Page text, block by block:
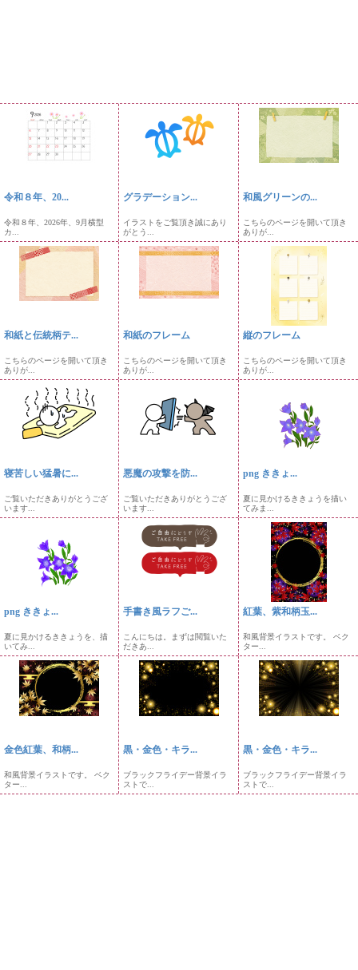
令和８年、20...
令和８年、2026年、9月横型
カ...
グラデーション...
イラストをご覧頂き誠にあり
がとう...
和風グリーンの...
こちらのページを開いて頂き
ありが...
和紙と伝統柄テ...
こちらのページを開いて頂き
ありが...
和紙のフレーム
こちらのページを開いて頂き
ありが...
縦のフレーム
こちらのページを開いて頂き
ありが...
寝苦しい猛暑に...
ご覧いただきありがとうござ
います...
悪魔の攻撃を防...
ご覧いただきありがとうござ
います...
png ききょ...
夏に見かけるききょうを描い
てみま...
png ききょ...
夏に見かけるききょうを、描
いてみ...
手書き風ラフご...
こんにちは。まずは閲覧いた
だきあ...
紅葉、紫和柄玉...
和風背景イラストです。 ベク
ター...
金色紅葉、和柄...
和風背景イラストです。 ベク
ター...
黒・金色・キラ...
ブラックフライデー背景イラ
ストで...
黒・金色・キラ...
ブラックフライデー背景イラ
ストで...